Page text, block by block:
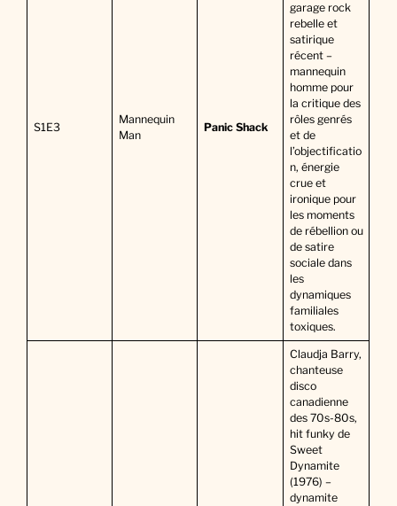
S1E3
Mannequin
Man
Panic Shack
garage rock
rebelle et
satirique
récent –
mannequin
homme pour
la critique des
rôles genrés
et de
l’objectificatio
n, énergie
crue et
ironique pour
les moments
de rébellion ou
de satire
sociale dans
les
dynamiques
familiales
toxiques.
Claudja Barry,
chanteuse
disco
canadienne
des 70s-80s,
hit funky de
Sweet
Dynamite
(1976) –
dynamite